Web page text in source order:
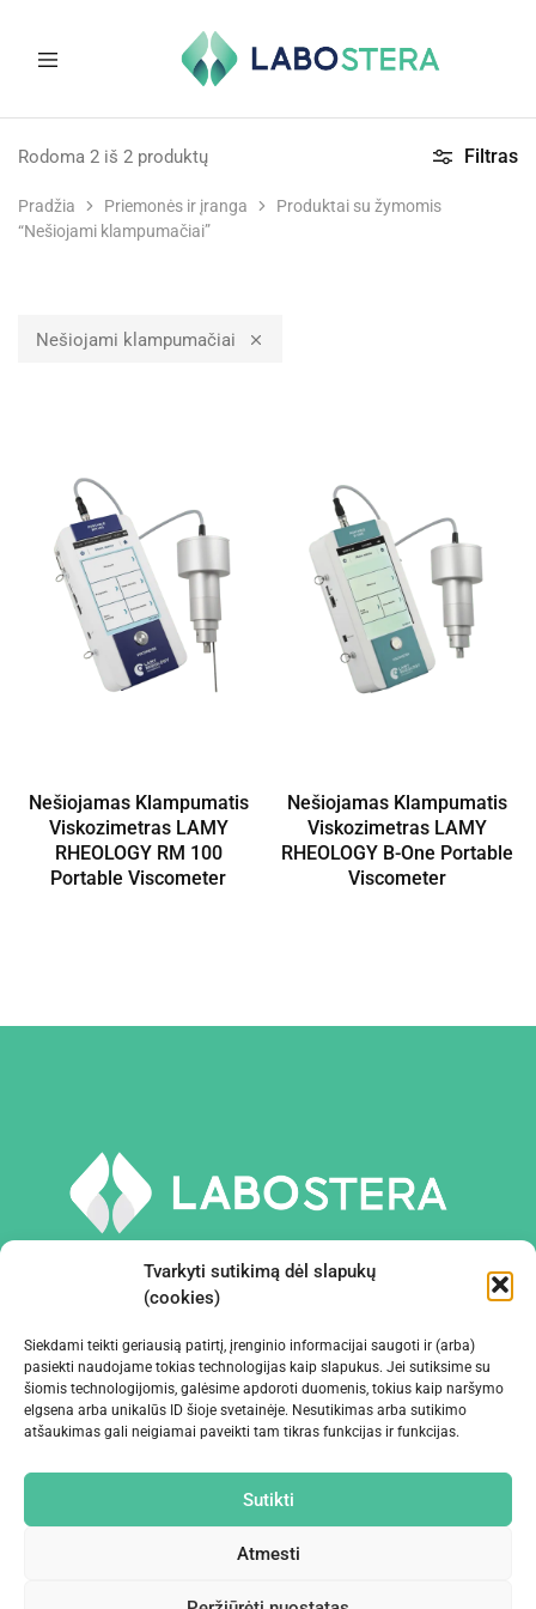
Tvarkyti sutikimą dėl slapukų
(cookies)
Siekdami teikti geriausią patirtį, įrenginio informacijai saugoti ir (arba)
pasiekti naudojame tokias technologijas kaip slapukus. Jei sutiksime su
šiomis technologijomis, galėsime apdoroti duomenis, tokius kaip naršymo
elgsena arba unikalūs ID šioje svetainėje. Nesutikimas arba sutikimo
atšaukimas gali neigiamai paveikti tam tikras funkcijas ir funkcijas.
Sutikti
Atmesti
ir
medicininė
Pradžia Priemonės ir įranga
Produktai su žymomis
“Nešiojami klampumačiai”
Filtras
Rodoma 2 iš 2 produktų
Nešiojami klampumačiai
Nešiojamas Klampumatis
Viskozimetras LAMY
RHEOLOGY RM 100
Portable Viscometer
Nešiojamas Klampumatis
Viskozimetras LAMY
RHEOLOGY B-One Portable
Viscometer
PRIEMONĖS IR ĮRANGA
ĮMONĖ